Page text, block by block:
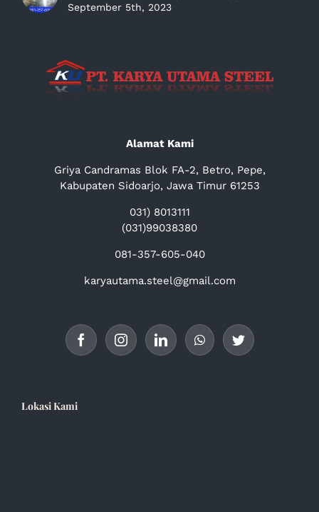
September 5th, 2023
Alamat Kami
Griya Candramas Blok FA-2, Betro, Pepe,
Kabupaten Sidoarjo, Jawa Timur 61253
031) 8013111
(031)99038380
081-357-605-040
karyautama.steel@gmail.com
Lokasi Kami